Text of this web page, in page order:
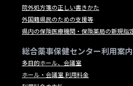
院外処方箋の正しい書きかた
外国籍県民のための支援等
県内の保険医療機関・保険薬局の新規指
総合薬事保健センター利用案内
多目的ホール、会議室
ホール・会議室 利用料金